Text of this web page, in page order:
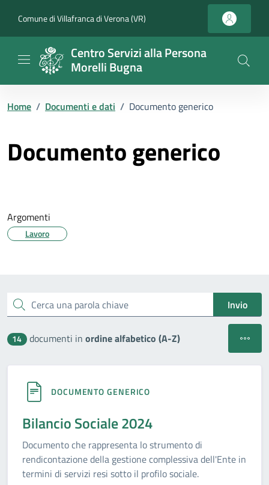
Comune di Villafranca di Verona (VR)
Centro Servizi alla Persona
Morelli Bugna
Home / Documenti e dati / Documento generico
Documento generico
Argomenti
Lavoro
Cerca una parola chiave Invio
14 documenti in ordine alfabetico (A-Z) Apri
DOCUMENTO GENERICO
Bilancio Sociale 2024
Documento che rappresenta lo strumento di
rendicontazione della gestione complessiva dell'Ente in
termini di servizi resi sotto il profilo sociale.